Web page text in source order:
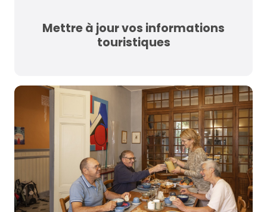
Mettre à jour vos informations
touristiques